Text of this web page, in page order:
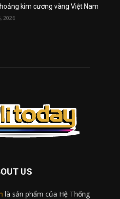
kim cương vàng Việt Nam
2026
US
là sản phẩm của Hệ Thống